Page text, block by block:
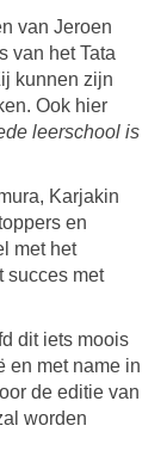
van Jeroen
van het Tata
kunnen zijn
Ook hier
leerschool is
Karjakin
en
met het
succes met
dit iets moois
en met name in
de editie van
worden